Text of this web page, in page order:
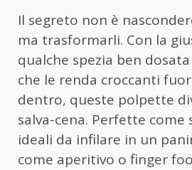
Il segreto non è
ma trasformarli. Con la
qualche spezia ben
che le renda croccanti
dentro, queste polpette
salva-cena. Perfette
ideali da infilare in un
come aperitivo o finger